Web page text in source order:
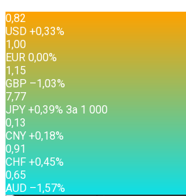
0,82
USD +0,33%
1,00
EUR 0,00%
1,15
GBP –1,03%
7,77
JPY +0,39% За 1 000
0,13
CNY +0,18%
0,91
CHF +0,45%
0,65
AUD –1,57%